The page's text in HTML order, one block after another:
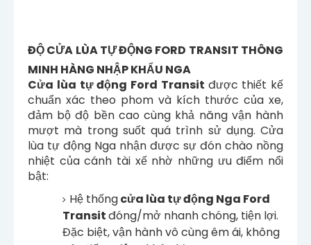
ĐỘ CỬA LÙA TỰ ĐỘNG FORD TRANSIT THÔNG
MINH HÀNG NHẬP KHẨU NGA
Cửa lùa tự động Ford Transit được thiết kế
chuẩn xác theo phom và kích thước của xe,
đảm bộ độ bền cao cùng khả năng vận hành
mượt mà trong suốt quá trình sử dụng. Cửa
lùa tự động Nga nhận được sự đón chào nồng
nhiệt của cánh tài xế nhờ những ưu điểm nổi
bật:
Hệ thốngcửa lùa tự động Nga Ford
Transitđóng/mở nhanh chóng, tiện lợi.
Đặc biệt, vận hành vô cùng êm ái, không